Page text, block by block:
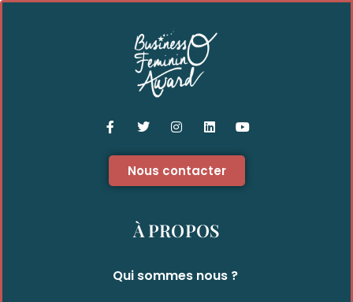
Nous contacter
À PROPOS
Qui sommes nous ?